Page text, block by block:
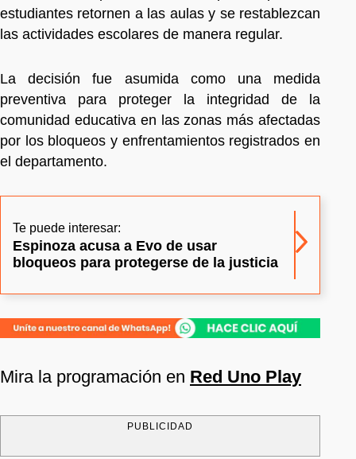
estudiantes retornen a las aulas y se restablezcan
las actividades escolares de manera regular.
La decisión fue asumida como una medida
preventiva para proteger la integridad de la
comunidad educativa en las zonas más afectadas
por los bloqueos y enfrentamientos registrados en
el departamento.
Te puede interesar:
Espinoza acusa a Evo de usar
bloqueos para protegerse de la justicia
Mira la programación en Red Uno Play
PUBLICIDAD